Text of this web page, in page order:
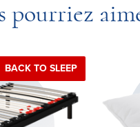
pourriez
BACK TO SLEEP